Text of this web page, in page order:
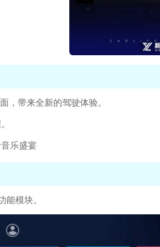
，带来全新的驾驶体验。
乐盛宴
模块。